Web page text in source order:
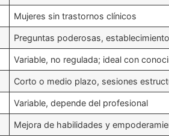
Mujeres sin trastornos clínicos
Preguntas poderosas,
Variable, no regulada; ideal con
Corto o medio plazo, sesiones
Variable, depende del profesional
Mejora de habilidades y